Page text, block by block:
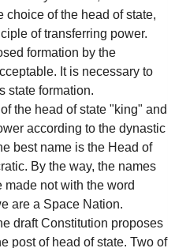
choice of the head of state,
of transferring power.
formation by the
It is necessary to
state formation.
the head of state "king" and
according to the dynastic
best name is the Head of
By the way, the names
not with the word
are a Space Nation.
draft Constitution proposes
post of head of state. Two of